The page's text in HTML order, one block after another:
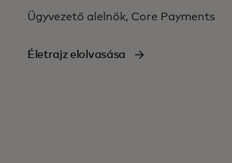
Ügyvezető alelnök, Core Payments
Életrajz elolvasása